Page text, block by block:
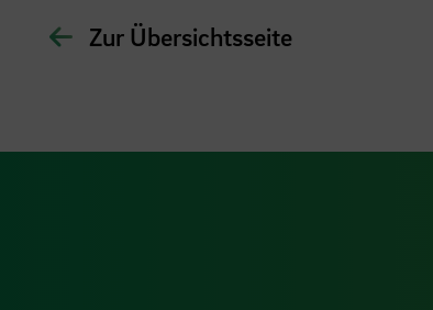
Zur Übersichtsseite